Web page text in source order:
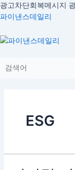
광고차단회복메시지
파이낸스데일리
ESG